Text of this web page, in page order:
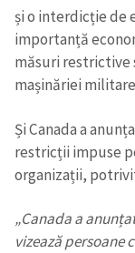
și o interdicție de
importanță
măsuri restrictive
mașinăriei
Și Canada a
restricții impuse
organizații,
„Canada a
vizează persoane